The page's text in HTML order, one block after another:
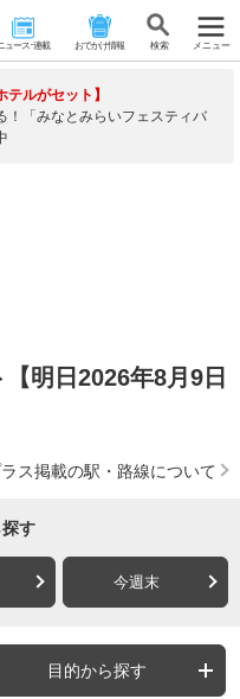
ュース･連載 おでかけ情報 検 索 メニュー
テルがセット】
！「みなとみらいフェスティバ
明日2026年8月9日
ス掲載の駅・路線について
す
今週末
目的から探す